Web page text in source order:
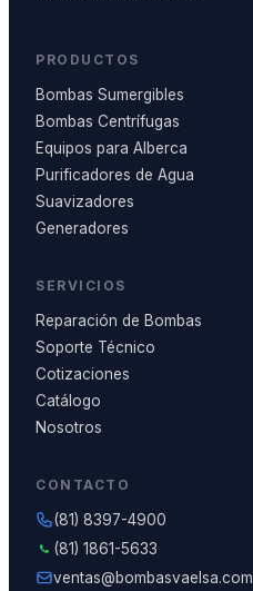
PRODUCTOS
Bombas Sumergibles
Bombas Centrífugas
Equipos para Alberca
Purificadores de Agua
Suavizadores
Generadores
SERVICIOS
Reparación de Bombas
Soporte Técnico
Cotizaciones
Catálogo
Nosotros
CONTACTO
(81) 8397-4900
(81) 1861-5633
ventas@bombasvaelsa.com